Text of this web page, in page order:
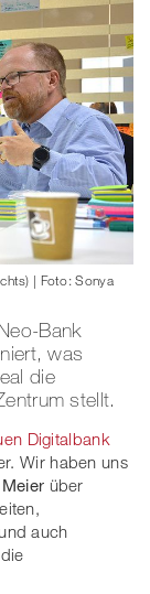
| Foto: Sonya
Bank
was
die
stellt.
Digitalbank
Wir haben uns
über
auch